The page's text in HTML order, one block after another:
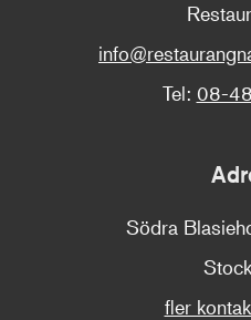
Tel: 08-
Södra
fler